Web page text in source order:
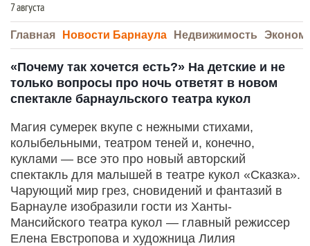
7 августа
Главная Новости Барнаула Недвижимость
«Почему так хочется есть?» На детские и не
только вопросы про ночь ответят в новом
спектакле барнаульского театра кукол
Магия сумерек вкупе с нежными стихами,
колыбельными, театром теней и, конечно,
куклами — все это про новый авторский
спектакль для малышей в театре кукол «Сказка».
Чарующий мир грез, сновидений и фантазий в
Барнауле изобразили гости из Ханты-
Мансийского театра кукол — главный режиссер
Елена Евстропова и художница Лилия